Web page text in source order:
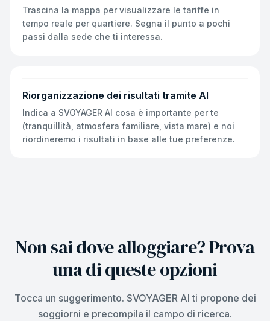
Trascina la mappa per visualizzare le tariffe in
tempo reale per quartiere. Segna il punto a pochi
passi dalla sede che ti interessa.
Riorganizzazione dei risultati tramite AI
Indica a SVOYAGER AI cosa è importante per te
(tranquillità, atmosfera familiare, vista mare) e noi
riordineremo i risultati in base alle tue preferenze.
Non sai dove alloggiare? Prova
una di queste opzioni
Tocca un suggerimento. SVOYAGER AI ti propone dei
soggiorni e precompila il campo di ricerca.